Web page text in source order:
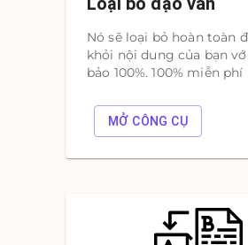
Nó sẽ loại bỏ hoàn toàn
khỏi nội dung của bạn
bảo 100%. 100% miễn phí
MỞ CÔNG CỤ